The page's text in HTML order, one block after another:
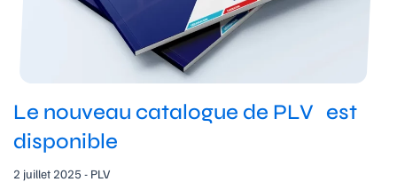
Le nouveau catalogue de PLV est
disponible
2 juillet 2025 - PLV